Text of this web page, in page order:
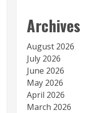
Archives
August 2026
July 2026
June 2026
May 2026
April 2026
March 2026